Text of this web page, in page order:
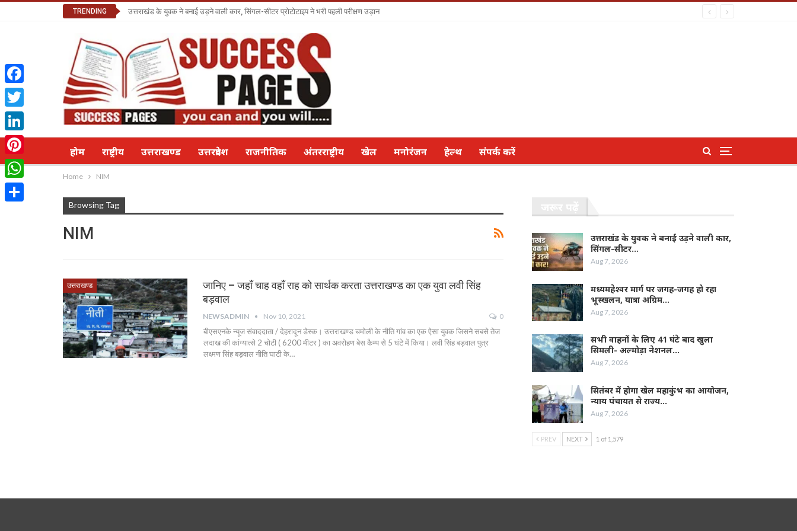
TRENDING उत्तराखंड के युवक ने बनाई उड़ने वाली कार, सिंगल-सीटर प्रोटोटाइप ने भरी पहली परीक्षण उड़ान
होम राष्ट्रीय उत्तराखण्ड उत्तरप्रदेश राजनीतिक अंतरराष्ट्रीय खेल मनोरंजन हेल्थ संपर्क करें
Home NIM
Browsing Tag
NIM
उत्तराखण्ड
जानिए – जहाँ चाह वहाँ राह को सार्थक करता उत्तराखण्ड का एक युवा लवी सिंह
बड़वाल
NEWSADMIN Nov 10, 2021 0
बीएसएनके न्यूज संवाददाता / देहरादून डेस्क। उत्तराखण्ड चमोली के नीति गांव का एक ऐसा युवक जिसने सबसे तेज
लदाख की कांग्यात्से 2 चोटी ( 6200 मीटर ) का अवरोहण बेस कैम्प से 5 घंटे में किया। लवी सिंह बड़वाल पुत्र
लक्ष्मण सिंह बड़वाल नीति घाटी के…
उत्तराखंड के युवक ने बनाई उड़ने वाली कार,
सिंगल-सीटर…
Aug 7, 2026
मध्यमहेश्वर मार्ग पर जगह-जगह हो रहा
भूस्खलन, यात्रा अग्रिम…
Aug 7, 2026
सभी वाहनों के लिए 41 घंटे बाद खुला
सिमली- अल्मोड़ा नेशनल…
Aug 7, 2026
सितंबर में होगा खेल महाकुंभ का आयोजन,
न्याय पंचायत से राज्य…
Aug 7, 2026
PREV NEXT 1 of 1,579
Facebook
Twitter
LinkedIn
Pinterest
WhatsApp